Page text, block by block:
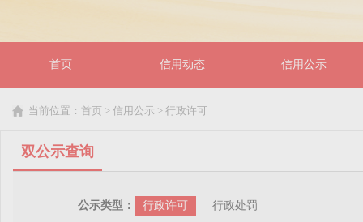
首页 信用动态 信用公示
当前位置： 首页 > 信用公示 > 行政许可
双公示查询
公示类型： 行政许可 行政处罚